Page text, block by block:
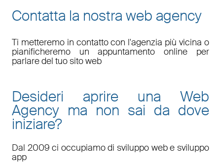
Contatta la nostra web agency
Ti metteremo in contatto con l'agenzia più vicina o
pianificheremo un appuntamento online per
parlare del tuo sito web
Desideri aprire una Web
Agency ma non sai da dove
iniziare?
Dal 2009 ci occupiamo di sviluppo web e sviluppo
app